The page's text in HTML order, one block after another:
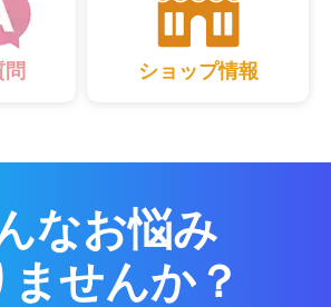
ショップ情報
なお悩み
ませんか？